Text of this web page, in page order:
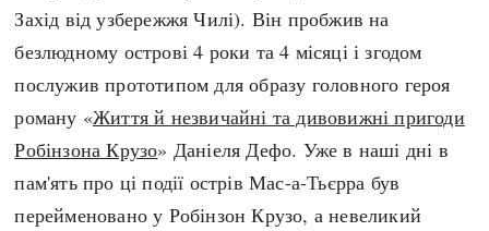
Захід від узбережжя Чилі). Він пробжив на
безлюдному острові 4 роки та 4 місяці і згодом
послужив прототипом для образу головного героя
роману «Життя й незвичайні та дивовижні пригоди
Робінзона Крузо» Даніеля Дефо. Уже в наші дні в
пам'ять про ці події острів Мас-а-Тьєрра був
перейменовано у Робінзон Крузо, а невеликий